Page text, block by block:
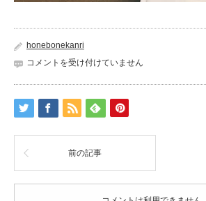
honebonekanri
202010-
は
コメントを受け付けていません
前の記事